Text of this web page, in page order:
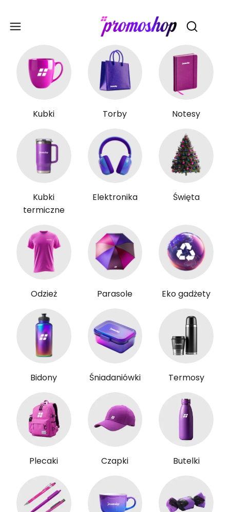
Otwórz
Kubki Torby Notesy
Kubki
termiczne
Elektronika Święta
Odzież Parasole Eko gadżety
Bidony Śniadaniówki Termosy
Plecaki Czapki Butelki